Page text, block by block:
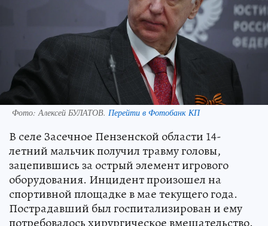
Фото:Алексей БУЛАТОВ. Перейти в Фотобанк КП
В селе Засечное Пензенской области 14-
летний мальчик получил травму головы,
зацепившись за острый элемент игрового
оборудования. Инцидент произошел на
спортивной площадке в мае текущего года.
Пострадавший был госпитализирован и ему
потребовалось хирургическое вмешательство.